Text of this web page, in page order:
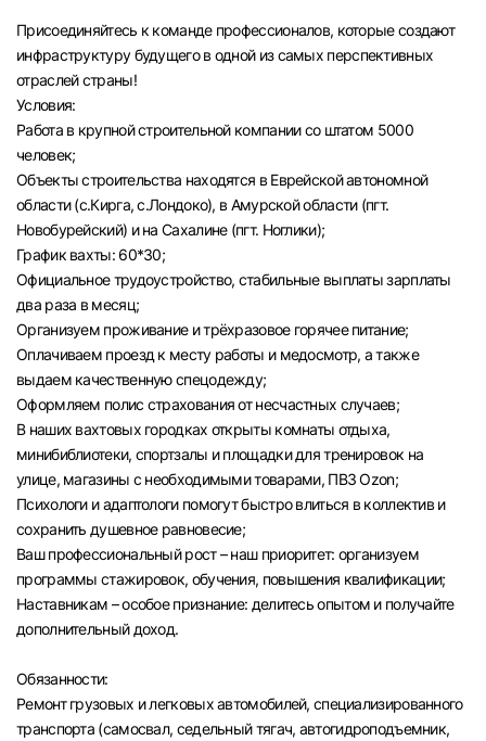
Ульяновск
Курган
Уфа
Присоединяйтесь к команде профессионалов, которые создают
инфраструктуру будущего в одной из самых перспективных
отраслей страны!
Условия:
Работа в крупной строительной компании со штатом 5000
человек;
Объекты строительства находятся в Еврейской автономной
области (с.Кирга, с.Лондоко), в Амурской области (пгт.
Новобурейский) и на Сахалине (пгт. Ноглики);
График вахты: 60*30;
Официальное трудоустройство, стабильные выплаты зарплаты
два раза в месяц;
Организуем проживание и трёхразовое горячее питание;
Оплачиваем проезд к месту работы и медосмотр, а также
выдаем качественную спецодежду;
Оформляем полис страхования от несчастных случаев;
В наших вахтовых городках открыты комнаты отдыха,
минибиблиотеки, спортзалы и площадки для тренировок на
улице, магазины с необходимыми товарами, ПВЗ Ozon;
Психологи и адаптологи помогут быстро влиться в коллектив и
сохранить душевное равновесие;
Ваш профессиональный рост – наш приоритет: организуем
программы стажировок, обучения, повышения квалификации;
Наставникам – особое признание: делитесь опытом и получайте
дополнительный доход.
Обязанности:
Ремонт грузовых и легковых автомобилей, специализированного
транспорта (самосвал, седельный тягач, автогидроподъемник,